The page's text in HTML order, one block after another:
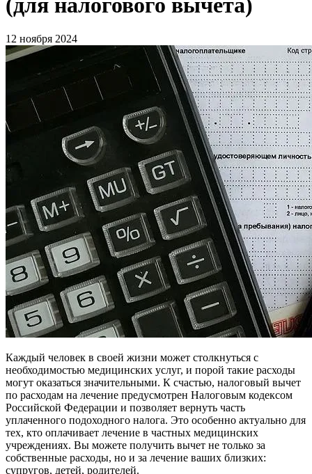
12 ноября 2024
Каждый человек в своей жизни может столкнуться с
необходимостью медицинских услуг, и порой такие расходы
могут оказаться значительными. К счастью, налоговый вычет
по расходам на лечение предусмотрен Налоговым кодексом
Российской Федерации и позволяет вернуть часть
уплаченного подоходного налога. Это особенно актуально для
тех, кто оплачивает лечение в частных медицинских
учреждениях. Вы можете получить вычет не только за
собственные расходы, но и за лечение ваших близких:
супругов, детей, родителей.